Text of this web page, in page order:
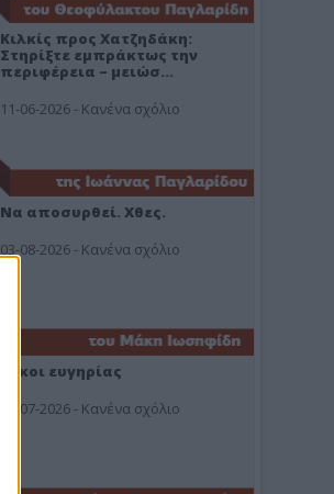
Κιλκίς προς Χατζηδάκη:
Στηρίξτε εμπράκτως την
περιφέρεια – μειώσ…
11-06-2026 - Κανένα σχόλιο
Να αποσυρθεί. Χθες.
03-08-2026 - Κανένα σχόλιο
Οίκοι ευγηρίας
24-07-2026 - Κανένα σχόλιο